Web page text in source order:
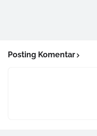
Posting Komentar